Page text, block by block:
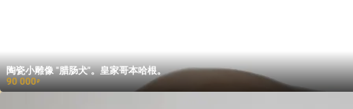
陶瓷小雕像 "腊肠犬"。皇家哥本哈根。
90 000₽